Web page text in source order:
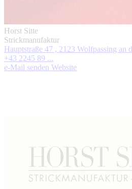
Horst Sitte
Strickmanufaktur
Hauptstraße 47 , 2123 Wolfpassing an
+43 2245 89 ...
e-Mail senden Website